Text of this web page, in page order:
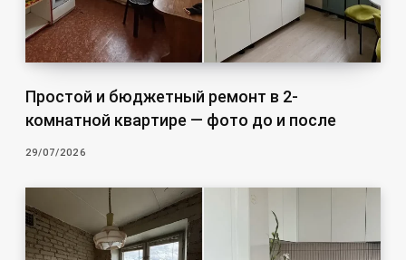
Простой и бюджетный ремонт в 2-
комнатной квартире — фото до и после
29/07/2026